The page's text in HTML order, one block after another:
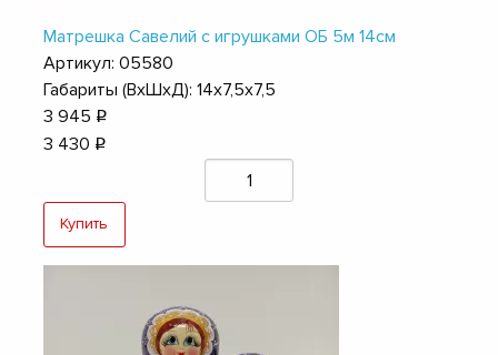
Матрешка Савелий с игрушками ОБ 5м 14см
Артикул: 05580
Габариты (ВхШхД): 14х7,5х7,5
3 945 q
3 430 q
Купить